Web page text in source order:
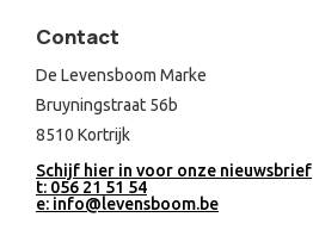
Contact
De Levensboom Marke
Bruyningstraat 56b
8510 Kortrijk
Schijf hier in voor onze nieuwsbrief
t: 056 21 51 54
e: info@levensboom.be